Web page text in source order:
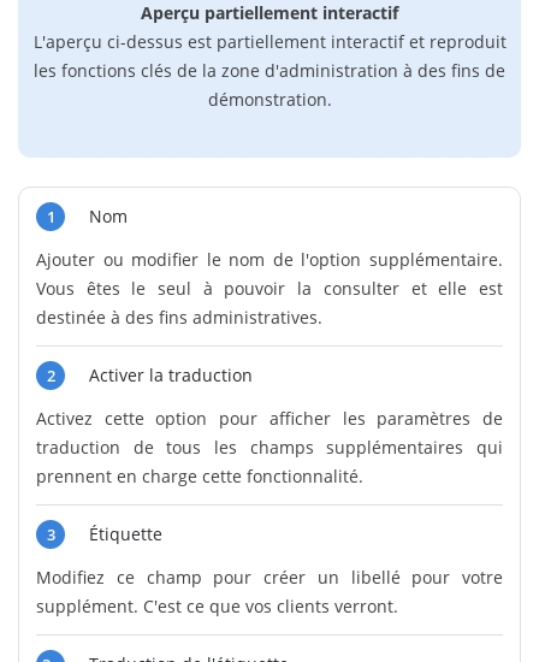
Aperçu partiellement interactif
L'aperçu ci-dessus est partiellement interactif et reproduit
les fonctions clés de la zone d'administration à des fins de
démonstration.
1
Nom
Ajouter ou modifier le nom de l'option supplémentaire.
Vous êtes le seul à pouvoir la consulter et elle est
destinée à des fins administratives.
2
Activer la traduction
Activez cette option pour afficher les paramètres de
traduction de tous les champs supplémentaires qui
prennent en charge cette fonctionnalité.
3
Étiquette
Modifiez ce champ pour créer un libellé pour votre
supplément. C'est ce que vos clients verront.